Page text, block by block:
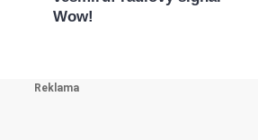
Wow!